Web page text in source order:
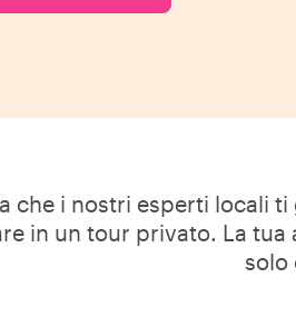
che i nostri esperti locali
in un tour privato. La tua
solo